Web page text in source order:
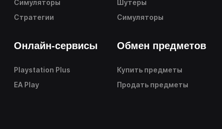
Симуляторы
Стратегии
Шутеры
Симуляторы
Онлайн-сервисы
Playstation Plus
EA Play
Обмен предметов
Купить предметы
Продать предметы